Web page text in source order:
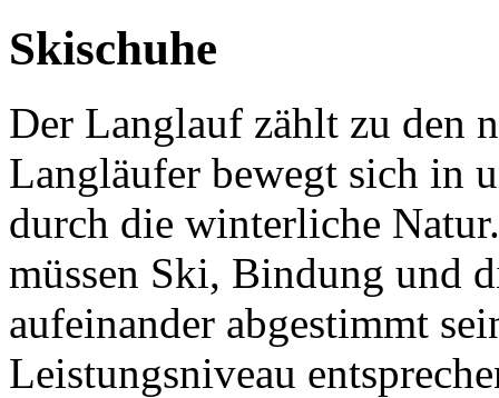
Skischuhe
Der Langlauf zählt zu den
Langläufer bewegt sich in
durch die winterliche
müssen Ski, Bindung und
aufeinander abgestimmt
Leistungsniveau